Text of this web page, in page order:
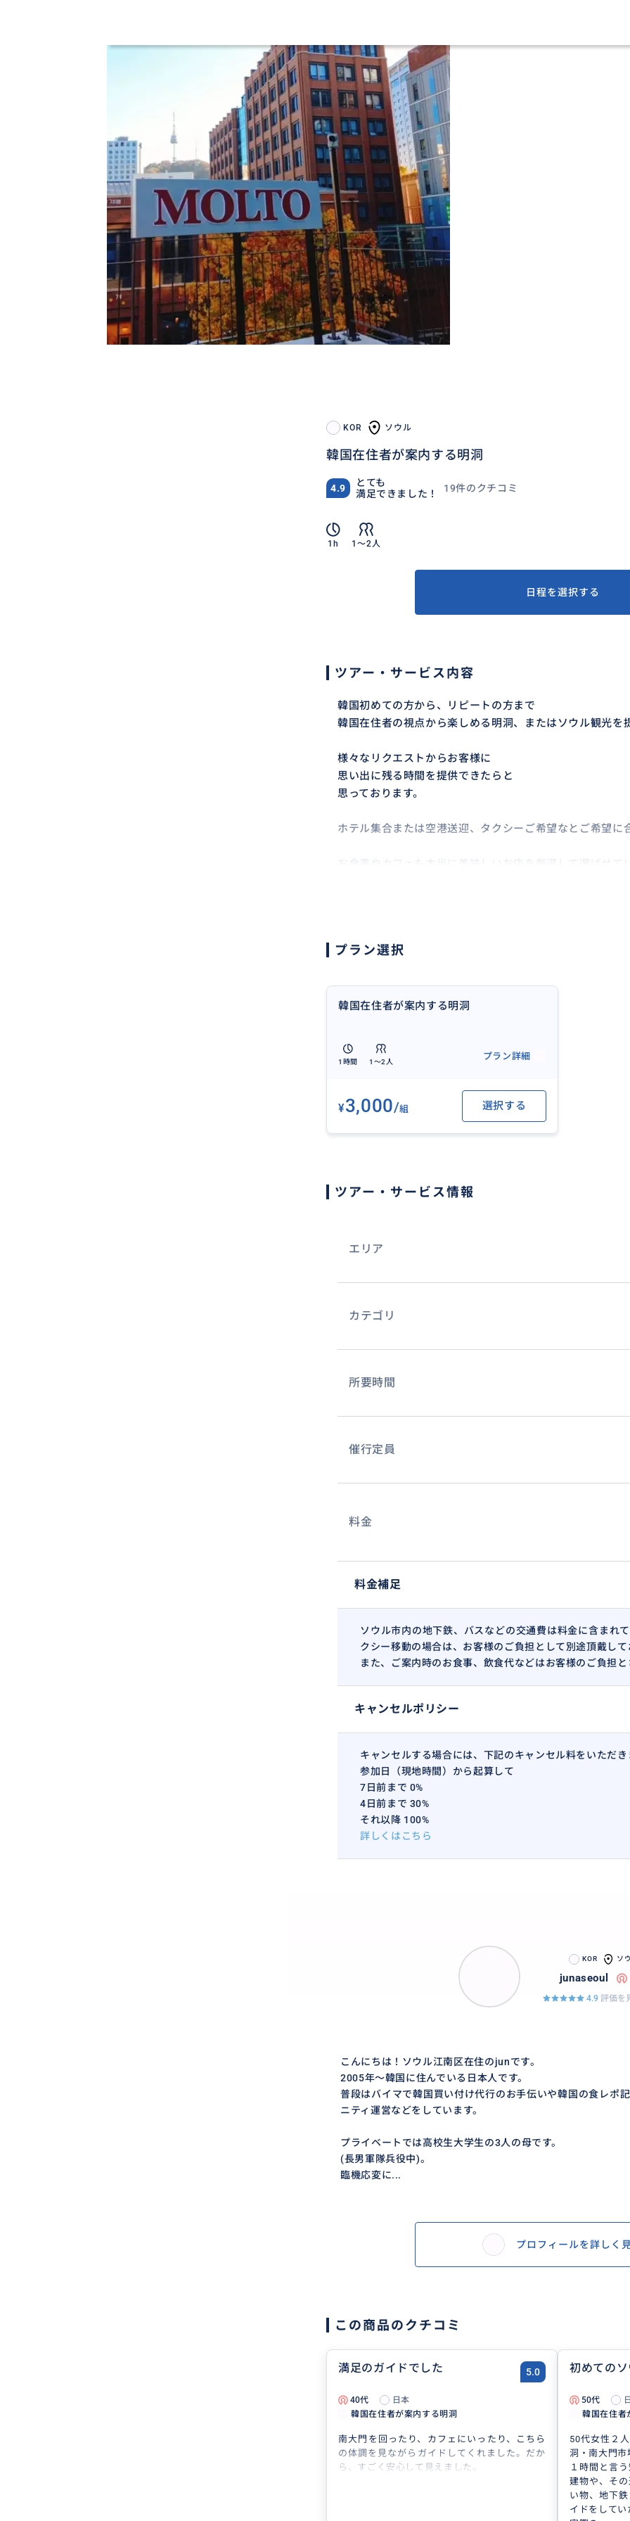
KOR ソウル
韓国在住者が案内する明洞
4.9
とても
満足できました！
19件のクチコミ
1h 1〜2人
日程を選択する
ツアー・サービス内容
韓国初めての方から、リピートの方まで
韓国在住者の視点から楽しめる明洞、またはソウル観光を
様々なリクエストからお客様に
思い出に残る時間を提供できたらと
思っております。
ホテル集合または空港送迎、タクシーご希望なとご希望に
プラン選択
韓国在住者が案内する明洞
1時間 1〜2人
プラン詳細
¥3,000/組 選択する
ツアー・サービス情報
エリア
カテゴリ
所要時間
催行定員
料金
料金補足
ソウル市内の地下鉄、バスなどの交通費は料金に含まれ
クシー移動の場合は、お客様のご負担として別途頂戴して
また、ご案内時のお食事、飲食代などはお客様のご負担
キャンセルポリシー
キャンセルする場合には、下記のキャンセル料をいただき
参加日（現地時間）から起算して
7日前まで 0%
4日前まで 30%
それ以降 100%
詳しくはこちら
KOR ソ
junaseoul
4.9 評価を
こんにちは！ソウル江南区在住のjunです。
2005年～韓国に住んでいる日本人です。
普段はバイマで韓国買い付け代行のお手伝いや韓国の食レポ
ニティ運営などをしています。
プライベートでは高校生大学生の3人の母です。
(長男軍隊兵役中)。
臨機応変に...
プロフィールを詳しく
この商品のクチコミ
満足のガイドでした 5.0
40代
日本
韓国在住者が案内する明洞
南大門を回ったり、カフェにいったり、こちら
の体調を見ながらガイドしてくれました。だか
ら、すごく安心して見えました。
初めての
50代
韓国在住者
50代女性２
洞・南大門市
１時間と言
建物や、そ
い物、地下
イドをして